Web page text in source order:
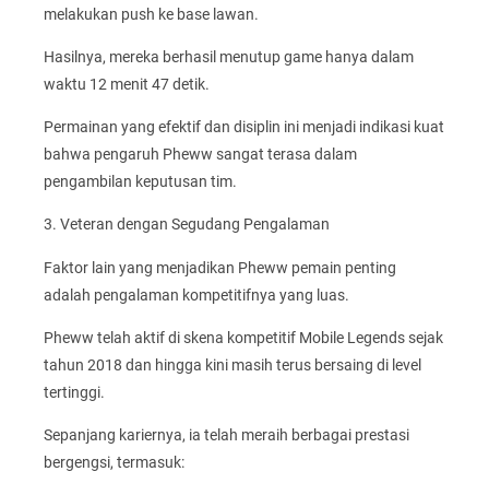
melakukan push ke base lawan.
Hasilnya, mereka berhasil menutup game hanya dalam
waktu 12 menit 47 detik.
Permainan yang efektif dan disiplin ini menjadi indikasi kuat
bahwa pengaruh Pheww sangat terasa dalam
pengambilan keputusan tim.
3. Veteran dengan Segudang Pengalaman
Faktor lain yang menjadikan Pheww pemain penting
adalah pengalaman kompetitifnya yang luas.
Pheww telah aktif di skena kompetitif Mobile Legends sejak
tahun 2018 dan hingga kini masih terus bersaing di level
tertinggi.
Sepanjang kariernya, ia telah meraih berbagai prestasi
bergengsi, termasuk: